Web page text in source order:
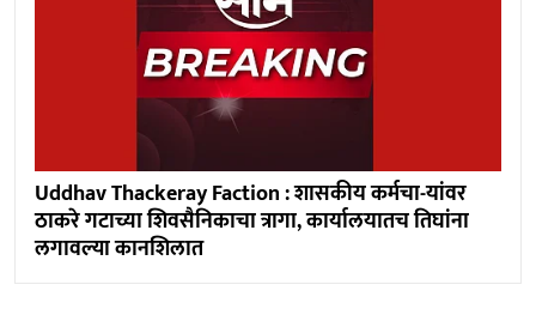
Uddhav Thackeray Faction : शासकीय कर्मचा-यांवर
ठाकरे गटाच्या शिवसैनिकाचा त्रागा, कार्यालयातच तिघांना
लगावल्या कानशिलात